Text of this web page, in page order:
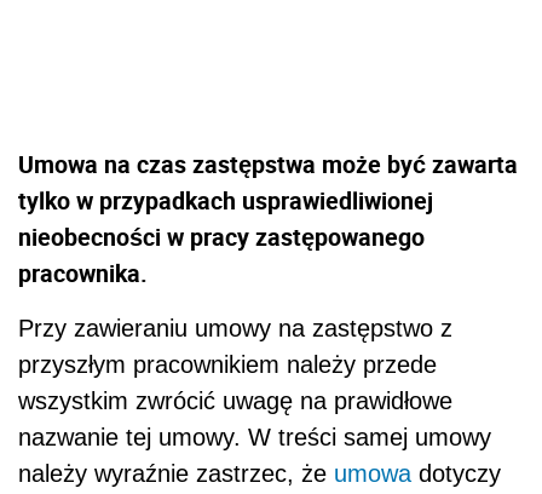
Umowa na czas zastępstwa może być zawarta
tylko w przypadkach usprawiedliwionej
nieobecności w pracy zastępowanego
pracownika.
Przy zawieraniu umowy na zastępstwo z
przyszłym pracownikiem należy przede
wszystkim zwrócić uwagę na prawidłowe
nazwanie tej umowy. W treści samej umowy
należy wyraźnie zastrzec, że umowa dotyczy